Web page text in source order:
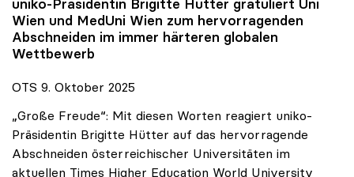
uniko-Präsidentin Brigitte Hütter gratuliert Uni
Wien und MedUni Wien zum hervorragenden
Abschneiden im immer härteren globalen
Wettbewerb
OTS 9. Oktober 2025
„Große Freude“: Mit diesen Worten reagiert uniko-
Präsidentin Brigitte Hütter auf das hervorragende
Abschneiden österreichischer Universitäten im
aktuellen Times Higher Education World University